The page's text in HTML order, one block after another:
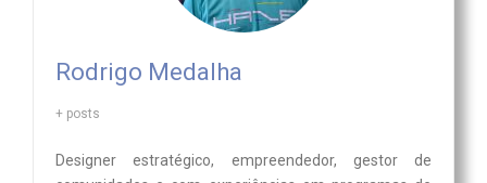
Rodrigo Medalha
+ posts
Designer estratégico, empreendedor, gestor de